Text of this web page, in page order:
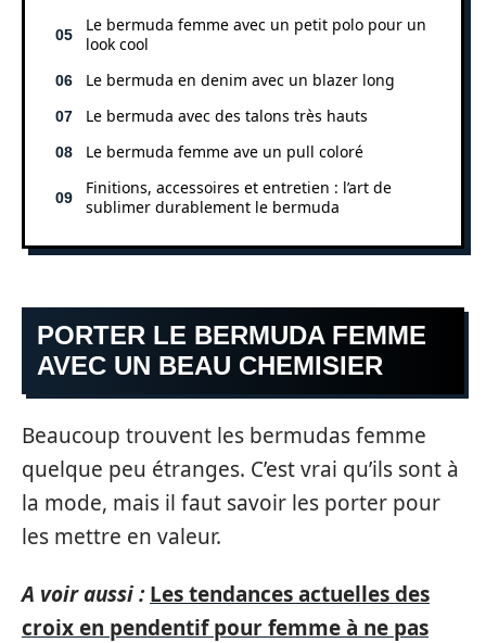
Le bermuda femme avec un petit polo pour un
look cool
Le bermuda en denim avec un blazer long
Le bermuda avec des talons très hauts
Le bermuda femme ave un pull coloré
Finitions, accessoires et entretien : l’art de
sublimer durablement le bermuda
PORTER LE BERMUDA FEMME
AVEC UN BEAU CHEMISIER
Beaucoup trouvent les bermudas femme
quelque peu étranges. C’est vrai qu’ils sont à
la mode, mais il faut savoir les porter pour
les mettre en valeur.
A voir aussi : Les tendances actuelles des
croix en pendentif pour femme à ne pas